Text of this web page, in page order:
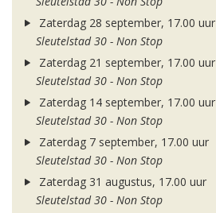
Zaterdag 28 september, 17.00 uur
Sleutelstad 30 - Non Stop
Zaterdag 21 september, 17.00 uur
Sleutelstad 30 - Non Stop
Zaterdag 14 september, 17.00 uur
Sleutelstad 30 - Non Stop
Zaterdag 7 september, 17.00 uur
Sleutelstad 30 - Non Stop
Zaterdag 31 augustus, 17.00 uur
Sleutelstad 30 - Non Stop